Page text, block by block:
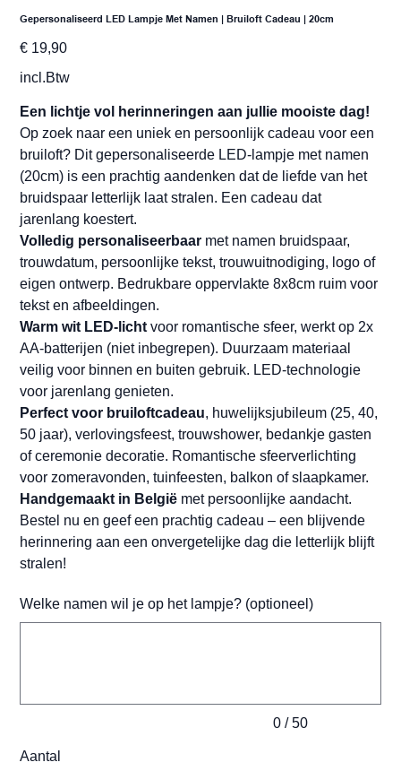
Gepersonaliseerd LED Lampje Met Namen | Bruiloft Cadeau | 20cm
Prijs
€ 19,90
incl.Btw
Een lichtje vol herinneringen aan jullie mooiste dag!
Op zoek naar een uniek en persoonlijk cadeau voor een
bruiloft? Dit gepersonaliseerde LED-lampje met namen
(20cm) is een prachtig aandenken dat de liefde van het
bruidspaar letterlijk laat stralen. Een cadeau dat
jarenlang koestert.
Volledig personaliseerbaar met namen bruidspaar,
trouwdatum, persoonlijke tekst, trouwuitnodiging, logo of
eigen ontwerp. Bedrukbare oppervlakte 8x8cm ruim voor
tekst en afbeeldingen.
Warm wit LED-licht voor romantische sfeer, werkt op 2x
AA-batterijen (niet inbegrepen). Duurzaam materiaal
veilig voor binnen en buiten gebruik. LED-technologie
voor jarenlang genieten.
Perfect voor bruiloftcadeau, huwelijksjubileum (25, 40,
50 jaar), verlovingsfeest, trouwshower, bedankje gasten
of ceremonie decoratie. Romantische sfeerverlichting
voor zomeravonden, tuinfeesten, balkon of slaapkamer.
Handgemaakt in België met persoonlijke aandacht.
Bestel nu en geef een prachtig cadeau – een blijvende
herinnering aan een onvergetelijke dag die letterlijk blijft
stralen!
Welke namen wil je op het lampje? (optioneel)
0 / 50
Aantal